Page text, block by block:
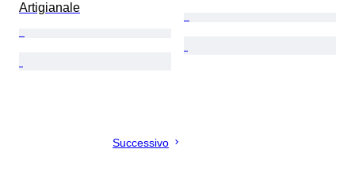
Artigianale
Successivo